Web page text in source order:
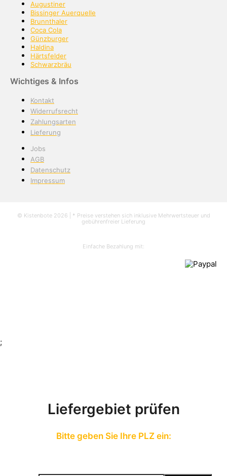
Augustiner
Bissinger Auerquelle
Brunnthaler
Coca Cola
Günzburger
Haldina
Härtsfelder
Schwarzbräu
Wichtiges & Infos
Kontakt
Widerrufsrecht
Zahlungsarten
Lieferung
Jobs
AGB
Datenschutz
Impressum
© Kistenbote 2026 | * Preise verstehen sich inklusive Mehrwertsteuer und
gebührenfreier Lieferung
Einfache Bezahlung mit:
;
Liefergebiet prüfen
Bitte geben Sie Ihre PLZ ein: